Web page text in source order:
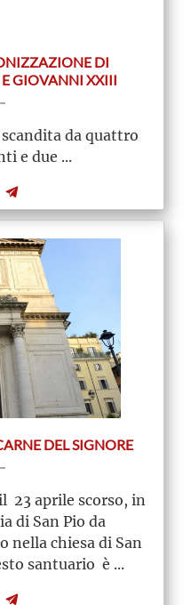
DI
GIOVANNI XXIII
da quattro
e due ...
DEL SIGNORE
23 aprile scorso, in
di San Pio da
nella chiesa di San
santuario è ...